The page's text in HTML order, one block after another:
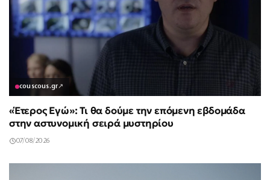
couscous.gr↗
«Έτερος Εγώ»: Τι θα δούμε την επόμενη εβδομάδα
στην αστυνομική σειρά μυστηρίου
07/08/2026